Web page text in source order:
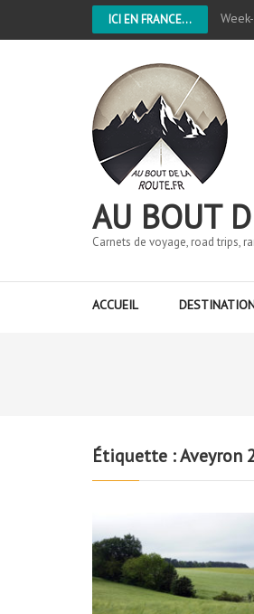
ICI EN FRANCE...
AU BOUT
Carnets de voyage, road trips,
ACCUEIL
Étiquette :Aveyron